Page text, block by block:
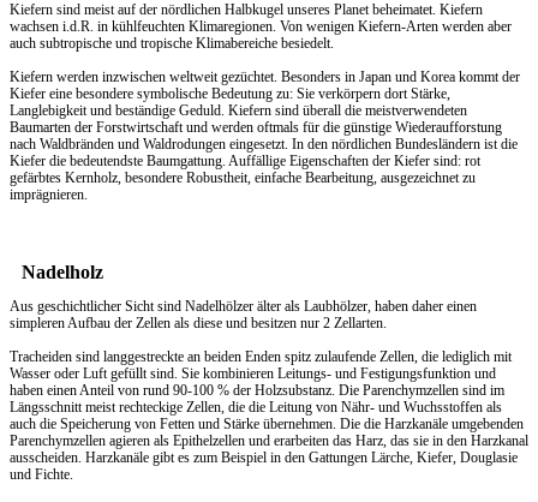
Kiefern sind meist auf der nördlichen Halbkugel unseres Planet beheimatet. Kiefern
wachsen i.d.R. in kühlfeuchten Klimaregionen. Von wenigen Kiefern-Arten werden aber
auch subtropische und tropische Klimabereiche besiedelt.
Kiefern werden inzwischen weltweit gezüchtet. Besonders in Japan und Korea kommt der
Kiefer eine besondere symbolische Bedeutung zu: Sie verkörpern dort Stärke,
Langlebigkeit und beständige Geduld. Kiefern sind überall die meistverwendeten
Baumarten der Forstwirtschaft und werden oftmals für die günstige Wiederaufforstung
nach Waldbränden und Waldrodungen eingesetzt. In den nördlichen Bundesländern ist die
Kiefer die bedeutendste Baumgattung. Auffällige Eigenschaften der Kiefer sind: rot
gefärbtes Kernholz, besondere Robustheit, einfache Bearbeitung, ausgezeichnet zu
imprägnieren.
Nadelholz
Aus geschichtlicher Sicht sind Nadelhölzer älter als Laubhölzer, haben daher einen
simpleren Aufbau der Zellen als diese und besitzen nur 2 Zellarten.
Tracheiden sind langgestreckte an beiden Enden spitz zulaufende Zellen, die lediglich mit
Wasser oder Luft gefüllt sind. Sie kombinieren Leitungs- und Festigungsfunktion und
haben einen Anteil von rund 90-100 % der Holzsubstanz. Die Parenchymzellen sind im
Längsschnitt meist rechteckige Zellen, die die Leitung von Nähr- und Wuchsstoffen als
auch die Speicherung von Fetten und Stärke übernehmen. Die die Harzkanäle umgebenden
Parenchymzellen agieren als Epithelzellen und erarbeiten das Harz, das sie in den Harzkanal
ausscheiden. Harzkanäle gibt es zum Beispiel in den Gattungen Lärche, Kiefer, Douglasie
und Fichte.